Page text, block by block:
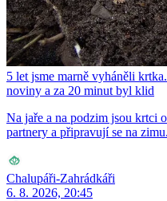
5 let jsme marně vyháněli
noviny a za 20 minut byl klid
Na jaře a na podzim jsou krtci
partnery a připravují se na
Chalupáři-Zahrádkáři
6. 8. 2026, 20:45